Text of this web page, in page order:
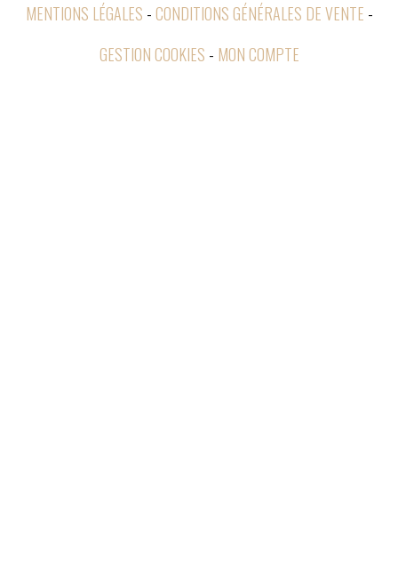
MENTIONS LÉGALES CONDITIONS GÉNÉRALES DE VENTE
GESTION COOKIES
MON COMPTE